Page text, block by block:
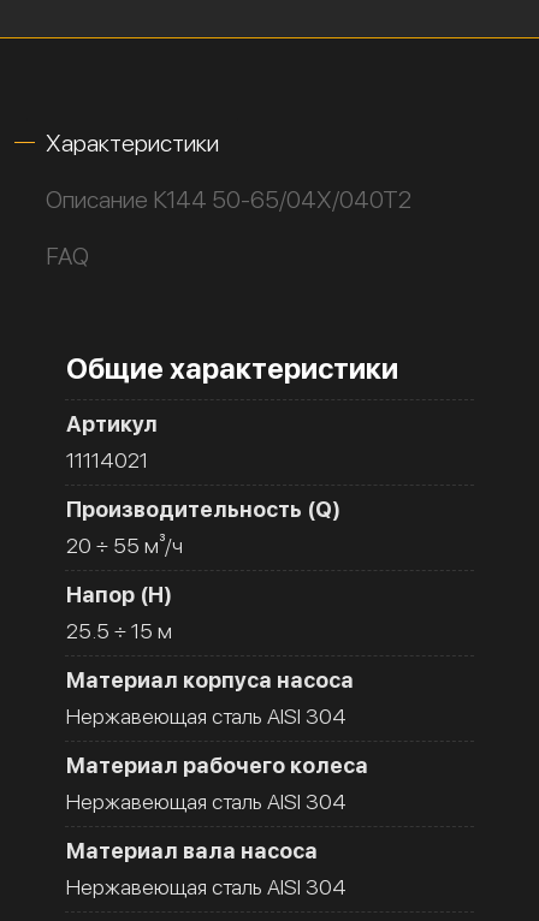
Характеристики
Описание К144 50-65/04Х/040Т2
FAQ
Общие характеристики
Артикул
11114021
Производительность (Q)
20 ÷ 55 м³/ч
Напор (H)
25.5 ÷ 15 м
Материал корпуса насоса
Нержавеющая сталь AISI 304
Материал рабочего колеса
Нержавеющая сталь AISI 304
Материал вала насоса
Нержавеющая сталь AISI 304